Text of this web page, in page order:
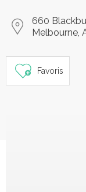
660
Melbourne,
Favoris